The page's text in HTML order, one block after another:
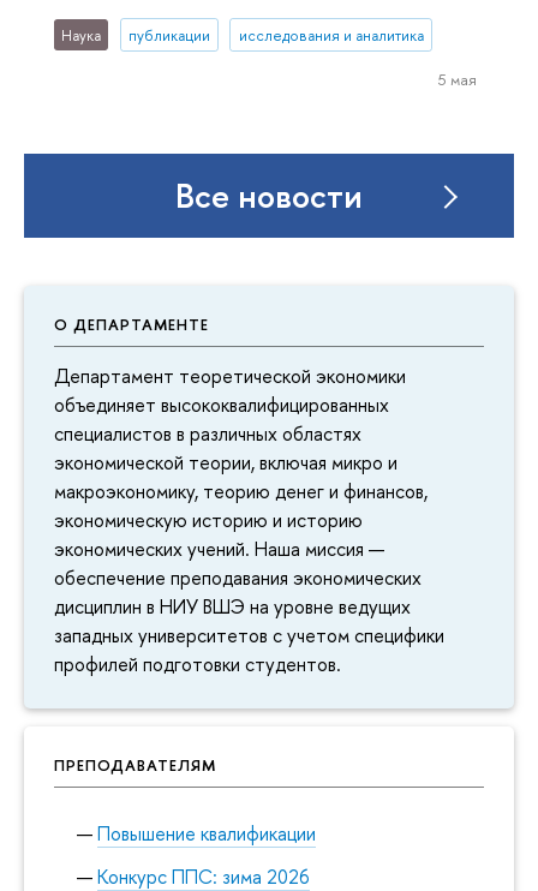
О ДЕПАРТАМЕНТЕ
Департамент теоретической экономики
объединяет высококвалифицированных
специалистов в различных областях
экономической теории, включая микро и
макроэкономику, теорию денег и финансов,
экономическую историю и историю
экономических учений. Наша миссия —
обеспечение преподавания экономических
дисциплин в НИУ ВШЭ на уровне ведущих
западных университетов с учетом специфики
профилей подготовки студентов.
ПРЕПОДАВАТЕЛЯМ
Повышение квалификации
Конкурс ППС: зима 2026
Наука публикации исследования и аналитика
5 мая
Все новости